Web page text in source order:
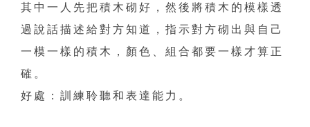
其中一人先把積木砌好，然後將積木的模樣透
過說話描述給對方知道，指示對方砌出與自己
一模一樣的積木，顏色、組合都要一樣才算正
確。
好處：訓練聆聽和表達能力。